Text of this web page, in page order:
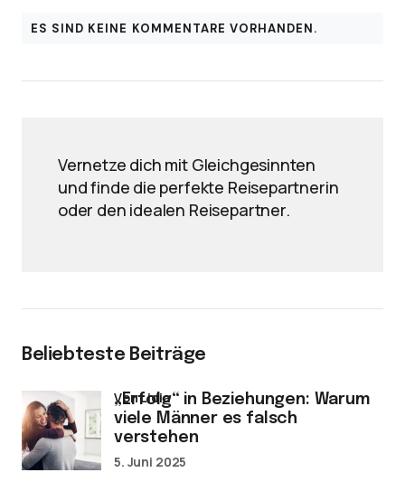
ES SIND KEINE KOMMENTARE VORHANDEN.
Vernetze dich mit Gleichgesinnten
und finde die perfekte Reisepartnerin
oder den idealen Reisepartner.
Beliebteste Beiträge
„Erfolg“ in Beziehungen: Warum
viele Männer es falsch
verstehen
von Lidia
5. Juni 2025